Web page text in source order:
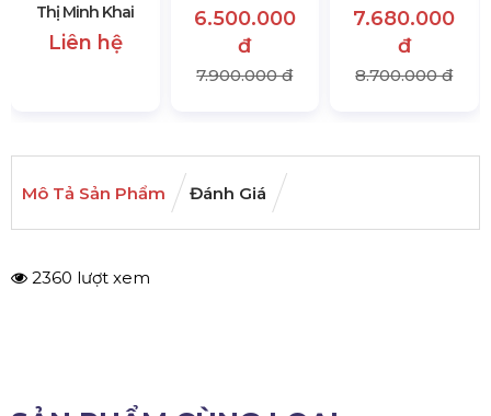
Thị Minh Khai
Liên hệ
6.500.000
đ
7.900.000 đ
7.680.000
đ
8.700.000 đ
Mô Tả Sản Phẩm Đánh Giá
2360 lượt xem